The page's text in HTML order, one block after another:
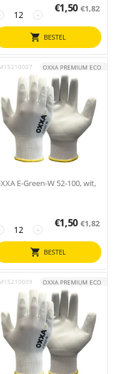
+
€1,50 €1,82
BESTEL
OXXA PREMIUM ECO
E-Green-W 52-100, wit,
+
€1,50 €1,82
BESTEL
OXXA PREMIUM ECO